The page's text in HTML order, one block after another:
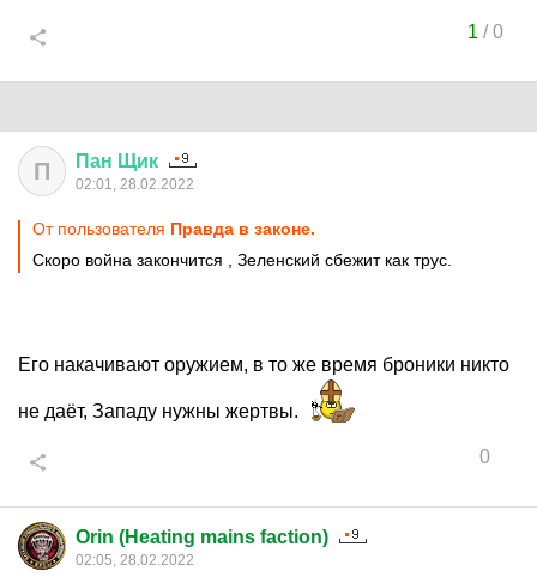
1 /0
П Пан Щик
02:01, 28.02.2022
От пользователя Правда в законе.
Скоро война закончится , Зеленский сбежит как трус.
Его накачивают оружием, в то же время броники никто
не даёт, Западу нужны жертвы.
0
Orin (Heating mains faction)
02:05, 28.02.2022